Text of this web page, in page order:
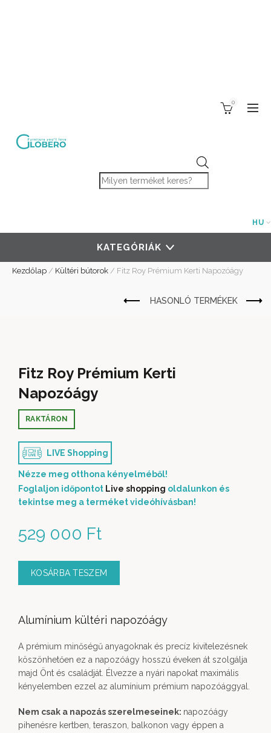
Products search
0
HU
KATEGÓRIÁK
Kezdőlap / Kültéri bútorok / Fitz Roy Prémium Kerti Napozóágy
Fitz Roy Prémium Kerti
Napozóágy
529 000 Ft
RAKTÁRON
LIVE Shopping
Nézze meg otthona kényelméből!
Foglaljon időpontot Live shopping oldalunkon és
tekintse meg a terméket videóhívásban!
KOSÁRBA TESZEM
Alumínium kültéri napozóágy
A prémium minőségű anyagoknak és precíz kivitelezésnek
köszönhetően ez a napozóágy hosszú éveken át szolgálja
majd Önt és családját. Élvezze a nyári napokat maximális
kényelemben ezzel az alumínium prémium napozóággyal.
Nem csak a napozás szerelmeseinek: napozóágy
pihenésre kertben, teraszon, balkonon vagy éppen a